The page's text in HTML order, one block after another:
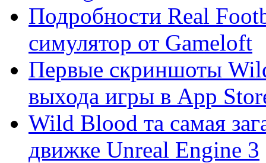
Подробности Real
симулятор от Gameloft
Первые скриншоты
выхода игры в App
Wild Blood та самая
движке Unreal Engine 3